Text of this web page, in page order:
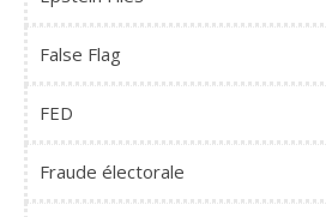
False Flag
FED
Fraude électorale